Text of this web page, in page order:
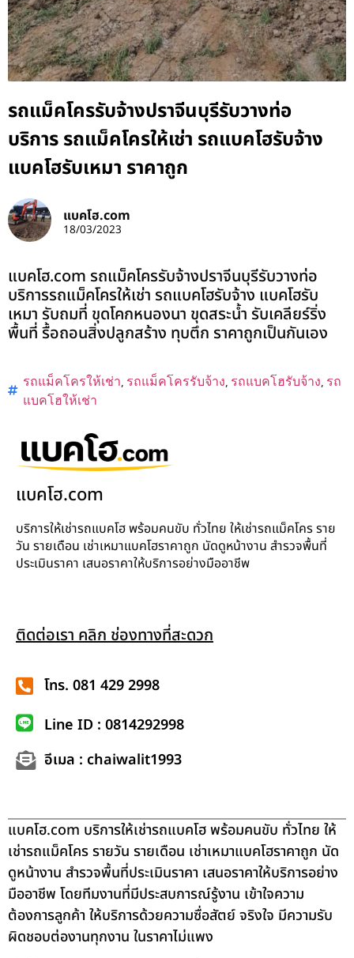
รถแม็คโครรับจ้างปราจีนบุรีรับวางท่อ
บริการ รถแม็คโครให้เช่า รถแบคโฮรับจ้าง
แบคโฮรับเหมา ราคาถูก
แบคโฮ.com
18/03/2023
แบคโฮ.com รถแม็คโครรับจ้างปราจีนบุรีรับวางท่อ
บริการรถแม็คโครให้เช่า รถแบคโฮรับจ้าง แบคโฮรับ
เหมา รับถมที่ ขุดโคกหนองนา ขุดสระน้ำ รับเคลียร์ริ่ง
พื้นที่ รื้อถอนสิ่งปลูกสร้าง ทุบตึก ราคาถูกเป็นกันเอง
รถแม็คโครให้เช่า, รถแม็คโครรับจ้าง, รถแบคโฮรับจ้าง, รถ
แบคโฮให้เช่า
แบคโฮ.com
บริการให้เช่ารถแบคโฮ พร้อมคนขับ ทั่วไทย ให้เช่ารถแม็คโคร ราย
วัน รายเดือน เช่าเหมาแบคโฮราคาถูก นัดดูหน้างาน สำรวจพื้นที่
ประเมินราคา เสนอราคาให้บริการอย่างมืออาชีพ
ติดต่อเรา คลิก ช่องทางที่สะดวก
โทร. 081 429 2998
Line ID : 0814292998
อีเมล : chaiwalit1993
แบคโฮ.com บริการให้เช่ารถแบคโฮ พร้อมคนขับ ทั่วไทย ให้
เช่ารถแม็คโคร รายวัน รายเดือน เช่าเหมาแบคโฮราคาถูก นัด
ดูหน้างาน สำรวจพื้นที่ประเมินราคา เสนอราคาให้บริการอย่าง
มืออาชีพ โดยทีมงานที่มีประสบการณ์รู้งาน เข้าใจความ
ต้องการลูกค้า ให้บริการด้วยความซื่อสัตย์ จริงใจ มีความรับ
ผิดชอบต่องานทุกงาน ในราคาไม่แพง